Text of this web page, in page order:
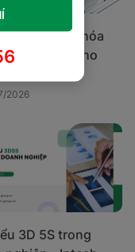
Cách mạng hóa
điều phối kho
2026
3D 5S trong